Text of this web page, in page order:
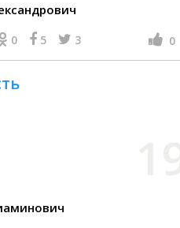
0 5 3 0